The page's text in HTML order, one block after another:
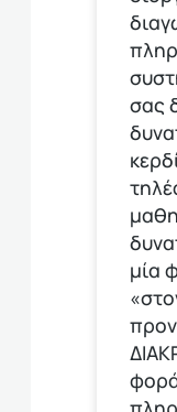
σας
μία